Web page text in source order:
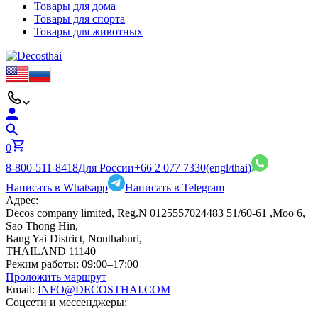
Товары для дома
Товары для спорта
Товары для животных
0
8-800-511-8418Для России+66 2 077 7330(engl/thai)
Написать в Whatsapp
Написать в Telegram
Адрес:
Decos company limited, Reg.N 0125557024483 51/60-61 ,Moo 6,
Sao Thong Hin,
Bang Yai District, Nonthaburi,
THAILAND 11140
Режим работы: 09:00–17:00
Проложить маршрут
Email: INFO@DECOSTHAI.COM
Соцсети и мессенджеры: